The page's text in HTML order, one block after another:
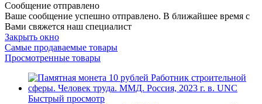
Сообщение отправлено
Ваше сообщение успешно отправлено. В ближайшее время с
Вами свяжется наш специалист
Закрыть окно
Самые продаваемые товары
Просмотренные товары
Быстрый просмотр